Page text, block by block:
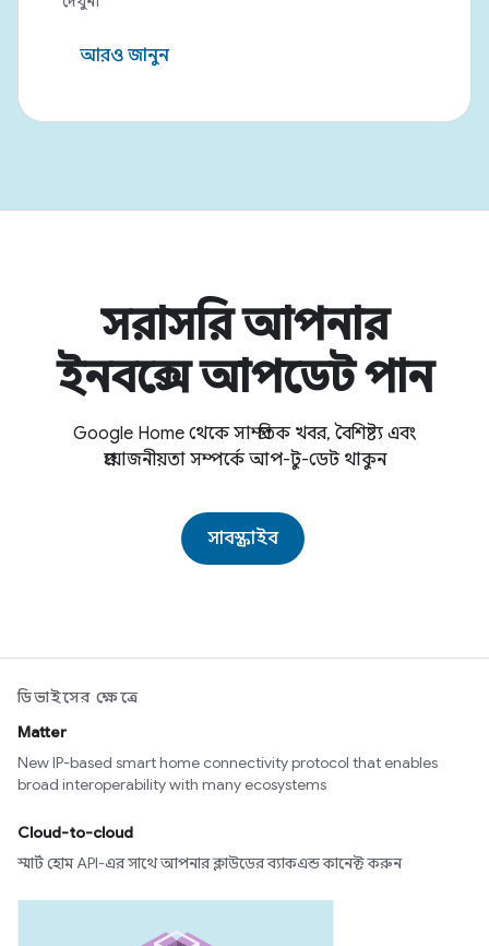
আরও জানুন
সরাসরি আপনার
ইনবক্সে আপডেট পান
Google Home থেকে সাম্প্রতিক খবর, বৈশিষ্ট্য এবং
প্রয়োজনীয়তা সম্পর্কে আপ-টু-ডেট থাকুন
সাবস্ক্রাইব
ডিভাইসের ক্ষেত্রে
Matter
New IP-based smart home connectivity protocol that enables
broad interoperability with many ecosystems
Cloud-to-cloud
স্মার্ট হোম API-এর সাথে আপনার ক্লাউডের ব্যাকএন্ড কানেক্ট করুন